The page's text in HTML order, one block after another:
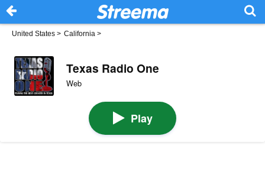
United States > California >
Texas Radio One
Web
Play